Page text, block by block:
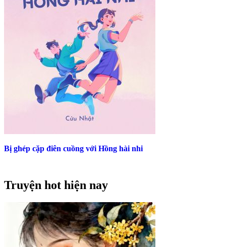
Bị ghép cặp điên cuồng với Hồng hài nhi
Truyện hot hiện nay